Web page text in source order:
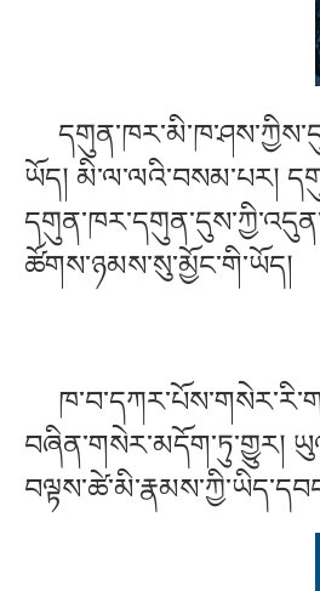
ཡོད། མི་ལ་ལའི་བསམ་པར།
ཚོགས་ཉམས་སུ་མྱོང་གི་ཡོད།
བཞིན་གསེར་མདོག་ཏུ་གྱུར།